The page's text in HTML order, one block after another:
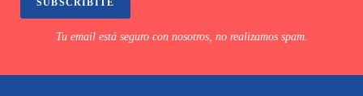
SUBSCRIBITE
Tu email está seguro con nosotros, no realizamos spam.